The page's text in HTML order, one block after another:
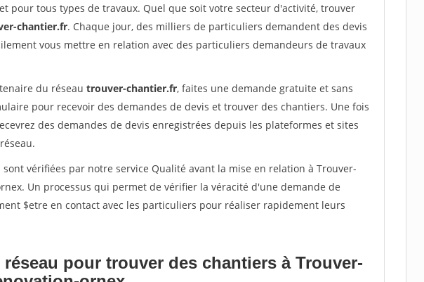
pour tous types de travaux. Quel que soit votre secteur d'activité, trouver
chantier.fr. Chaque jour, des milliers de particuliers demandent des devis
vous mettre en relation avec des particuliers demandeurs de travaux
du réseau trouver-chantier.fr, faites une demande gratuite et sans
pour recevoir des demandes de devis et trouver des chantiers. Une fois
des demandes de devis enregistrées depuis les plateformes et sites
vérifiées par notre service Qualité avant la mise en relation à Trouver-
Un processus qui permet de vérifier la véracité d'une demande de
$etre en contact avec les particuliers pour réaliser rapidement leurs
pour trouver des chantiers à Trouver-